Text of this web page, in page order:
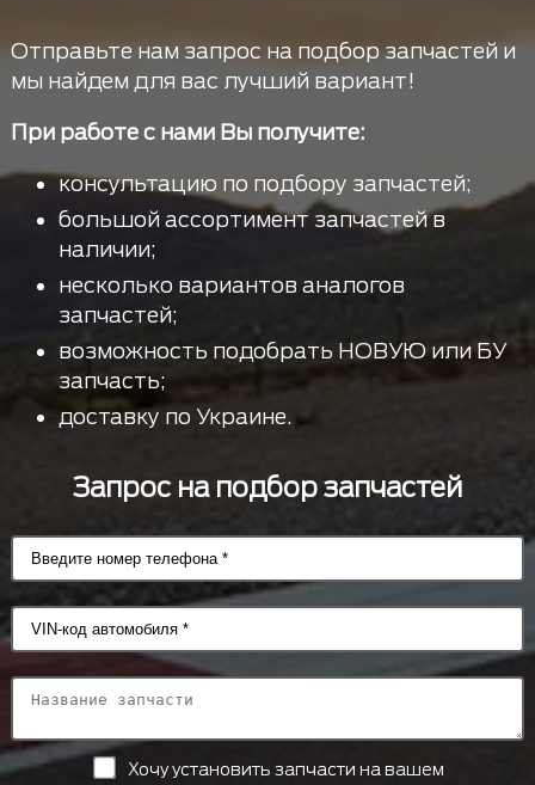
Отправьте нам запрос на подбор запчастей и
мы найдем для вас лучший вариант!
При работе с нами Вы получите:
консультацию по подбору запчастей;
большой ассортимент запчастей в
наличии;
несколько вариантов аналогов
запчастей;
возможность подобрать НОВУЮ или БУ
запчасть;
доставку по Украине.
Запрос на подбор запчастей
Хочу установить запчасти на вашем